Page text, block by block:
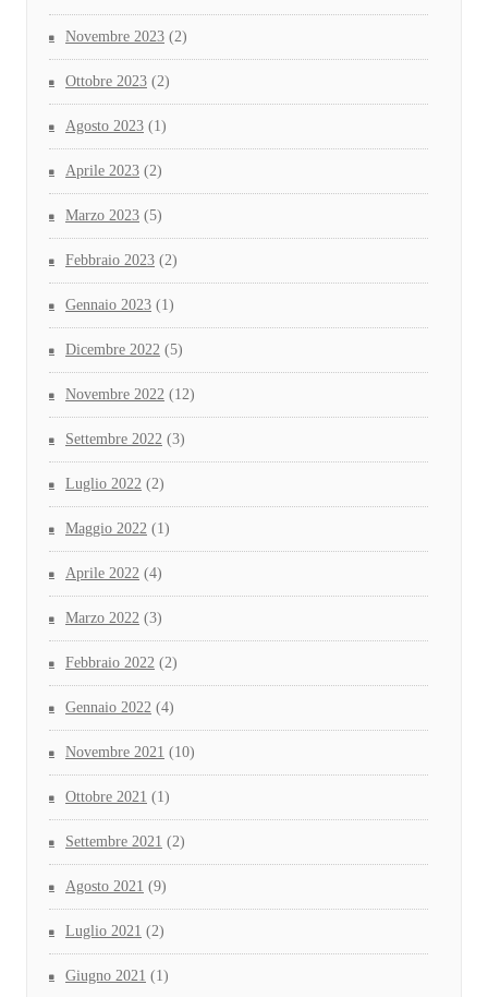
Novembre 2023 (2)
Ottobre 2023 (2)
Agosto 2023 (1)
Aprile 2023 (2)
Marzo 2023 (5)
Febbraio 2023 (2)
Gennaio 2023 (1)
Dicembre 2022 (5)
Novembre 2022 (12)
Settembre 2022 (3)
Luglio 2022 (2)
Maggio 2022 (1)
Aprile 2022 (4)
Marzo 2022 (3)
Febbraio 2022 (2)
Gennaio 2022 (4)
Novembre 2021 (10)
Ottobre 2021 (1)
Settembre 2021 (2)
Agosto 2021 (9)
Luglio 2021 (2)
Giugno 2021 (1)